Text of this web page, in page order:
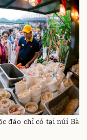
đáo chỉ có tại núi Bà